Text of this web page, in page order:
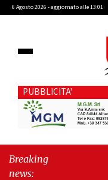
6 Agosto 2026 - aggiornato alle 13:01
PUBBLICITA'
Breaking
news: